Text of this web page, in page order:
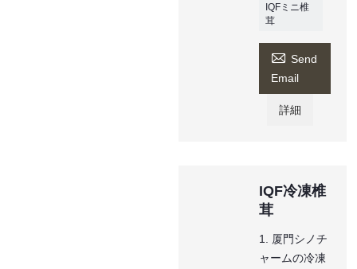
IQFミニ椎
茸
 Send
Email
詳細
IQF冷凍椎
茸
1. 厦門シノチ
ャームの冷凍